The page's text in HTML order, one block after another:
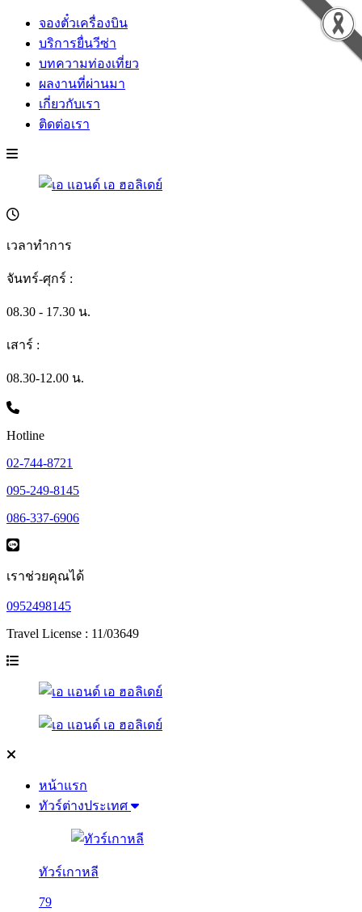
จองตั๋วเครื่องบิน
บริการยื่นวีซ่า
บทความท่องเที่ยว
ผลงานที่ผ่านมา
เกี่ยวกับเรา
ติดต่อเรา
เวลาทำการ
จันทร์-ศุกร์ :
08.30 - 17.30 น.
เสาร์ :
08.30-12.00 น.
Hotline
02-744-8721
095-249-8145
086-337-6906
เราช่วยคุณได้
0952498145
Travel License : 11/03649
หน้าแรก
ทัวร์ต่างประเทศ
ทัวร์เกาหลี
79